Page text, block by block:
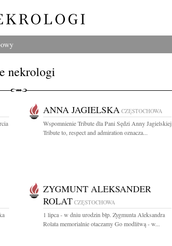
nekrologi
ANNA JAGIELSKA CZĘSTOCHOWA
Wspomnienie Tribute dla Pani Sędzi Anny Jagielskiej
Tribute to, respect and admiration oznacza...
ZYGMUNT ALEKSANDER
ROLAT CZĘSTOCHOWA
1 lipca - w dniu urodzin błp. Zygmunta Aleksandra
Rolata memorialnie otaczamy Go modlitwą - w...